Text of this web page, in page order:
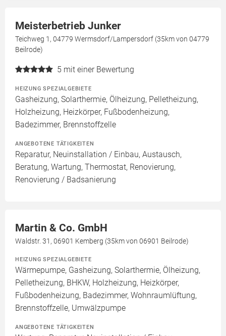
Meisterbetrieb Junker
Teichweg 1, 04779 Wermsdorf/Lampersdorf (35km von 04779
Beilrode)
5 mit einer Bewertung
HEIZUNG SPEZIALGEBIETE
Gasheizung, Solarthermie, Ölheizung, Pelletheizung,
Holzheizung, Heizkörper, Fußbodenheizung,
Badezimmer, Brennstoffzelle
ANGEBOTENE TÄTIGKEITEN
Reparatur, Neuinstallation / Einbau, Austausch,
Beratung, Wartung, Thermostat, Renovierung,
Renovierung / Badsanierung
Martin & Co. GmbH
Waldstr. 31, 06901 Kemberg (35km von 06901 Beilrode)
HEIZUNG SPEZIALGEBIETE
Wärmepumpe, Gasheizung, Solarthermie, Ölheizung,
Pelletheizung, BHKW, Holzheizung, Heizkörper,
Fußbodenheizung, Badezimmer, Wohnraumlüftung,
Brennstoffzelle, Umwälzpumpe
ANGEBOTENE TÄTIGKEITEN